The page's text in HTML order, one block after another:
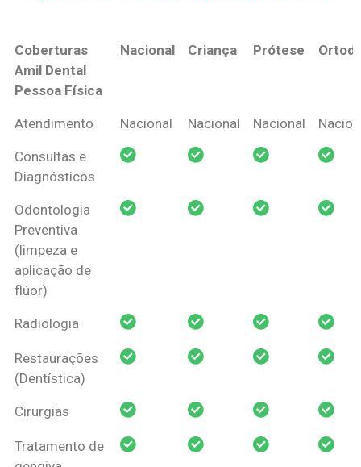
Coberturas
Amil Dental
Pessoa Física
Nacional Criança Prótese
Coberturas
Pessoa Física
Nacional Criança Prótese
Atendimento Nacional Nacional Nacional
Consultas e
Diagnósticos
Odontologia
Preventiva
(limpeza e
aplicação de
flúor)
Radiologia
Restaurações
(Dentística)
Cirurgias
Tratamento de